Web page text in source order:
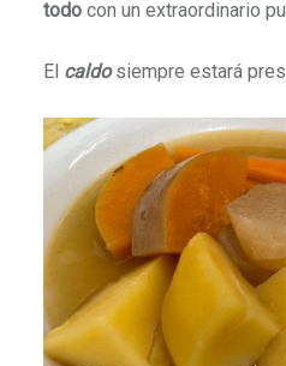
todocon un extraordinario
El caldosiempre estará